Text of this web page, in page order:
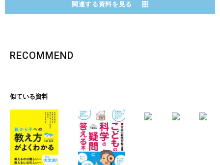
関連する資料を見る
RECOMMEND
似ている資料